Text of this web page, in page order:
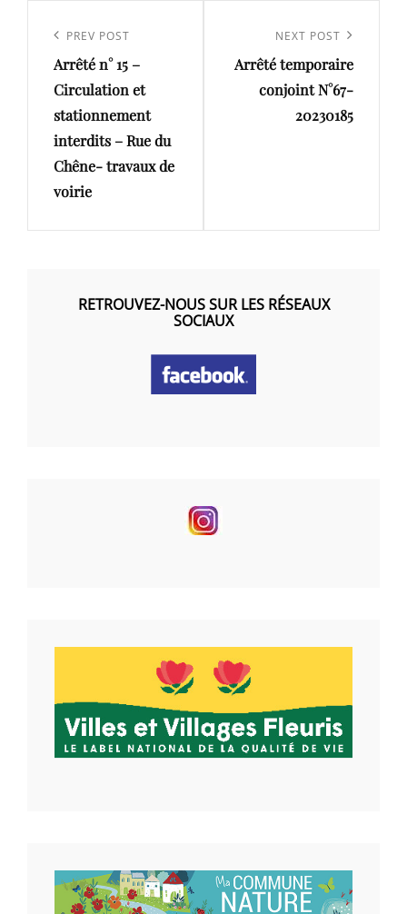
l’article
Previous
Post
PREV POST
Arrêté n° 15 –
Circulation et
stationnement
interdits – Rue du
Chêne- travaux de
voirie
Post
NEXT POST
Arrêté temporaire
conjoint N°67-
20230185
RETROUVEZ-NOUS SUR LES RÉSEAUX
SOCIAUX